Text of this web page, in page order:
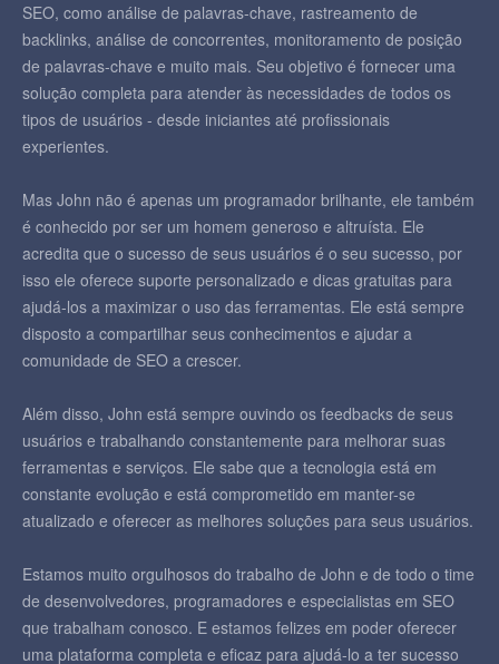
SEO, como análise de palavras-chave, rastreamento de
backlinks, análise de concorrentes, monitoramento de posição
de palavras-chave e muito mais. Seu objetivo é fornecer uma
solução completa para atender às necessidades de todos os
tipos de usuários - desde iniciantes até profissionais
experientes.
Mas John não é apenas um programador brilhante, ele também
é conhecido por ser um homem generoso e altruísta. Ele
acredita que o sucesso de seus usuários é o seu sucesso, por
isso ele oferece suporte personalizado e dicas gratuitas para
ajudá-los a maximizar o uso das ferramentas. Ele está sempre
disposto a compartilhar seus conhecimentos e ajudar a
comunidade de SEO a crescer.
Além disso, John está sempre ouvindo os feedbacks de seus
usuários e trabalhando constantemente para melhorar suas
ferramentas e serviços. Ele sabe que a tecnologia está em
constante evolução e está comprometido em manter-se
atualizado e oferecer as melhores soluções para seus usuários.
Estamos muito orgulhosos do trabalho de John e de todo o time
de desenvolvedores, programadores e especialistas em SEO
que trabalham conosco. E estamos felizes em poder oferecer
uma plataforma completa e eficaz para ajudá-lo a ter sucesso